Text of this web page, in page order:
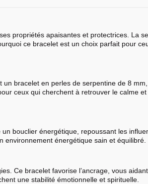
propriétés apaisantes et protectrices. La
ce bracelet est un choix parfait pour
bracelet en perles de serpentine de 8
ceux qui cherchent à retrouver le calme et
bouclier énergétique, repoussant les
énergétique sain et équilibré.
Ce bracelet favorise l’ancrage, vous
une stabilité émotionnelle et spirituelle.